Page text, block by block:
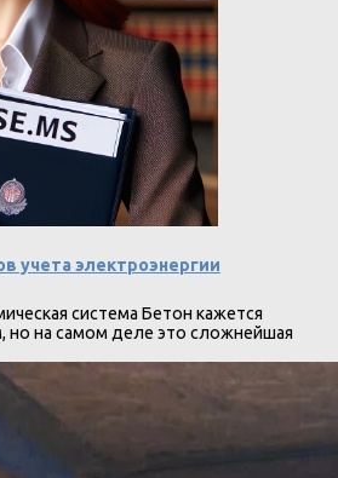
учета электроэнергии
система Бетон кажется
на самом деле это сложнейшая